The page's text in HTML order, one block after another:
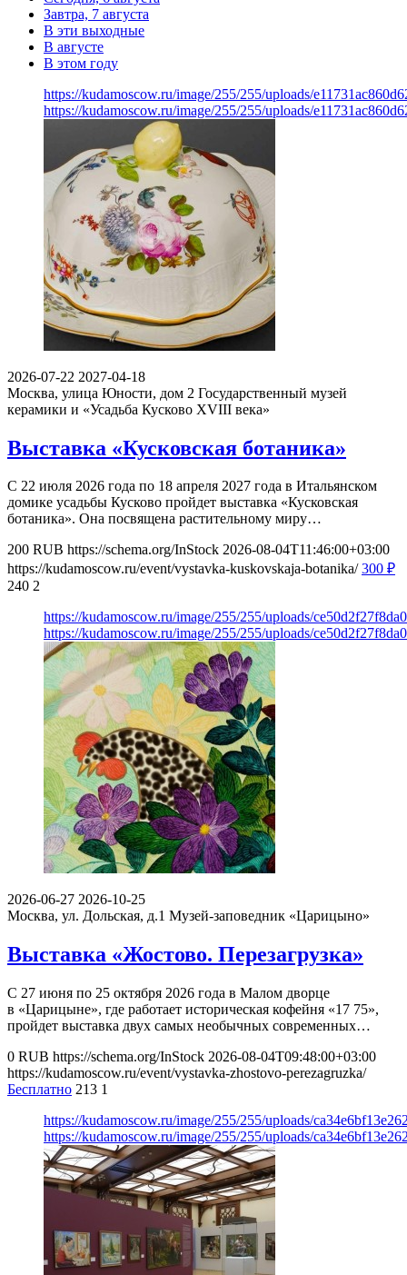
Завтра, 7 августа
В эти выходные
В августе
В этом году
https://kudamoscow.ru/image/255/255/uploads/
https://kudamoscow.ru/image/255/255/uploads/
2026-07-22 2027-04-18
Москва, улица Юности, дом 2 Государственный музей
керамики и «Усадьба Кусково XVIII века»
Выставка «Кусковская ботаника»
С 22 июля 2026 года по 18 апреля 2027 года в Итальянском
домике усадьбы Кусково пройдет выставка «Кусковская
ботаника». Она посвящена растительному миру…
200 RUB https://schema.org/InStock 2026-08-04T11:46:00+03:00
https://kudamoscow.ru/event/vystavka-kuskovskaja-botanika/ 300 ₽
240 2
https://kudamoscow.ru/image/255/255/uploads/
https://kudamoscow.ru/image/255/255/uploads/
2026-06-27 2026-10-25
Москва, ул. Дольская, д.1 Музей-заповедник «Царицыно»
Выставка «Жостово. Перезагрузка»
С 27 июня по 25 октября 2026 года в Малом дворце
в «Царицыне», где работает историческая кофейня «17 75»,
пройдет выставка двух самых необычных современных…
0 RUB https://schema.org/InStock 2026-08-04T09:48:00+03:00
https://kudamoscow.ru/event/vystavka-zhostovo-perezagruzka/
Бесплатно 213 1
https://kudamoscow.ru/image/255/255/uploads/
https://kudamoscow.ru/image/255/255/uploads/